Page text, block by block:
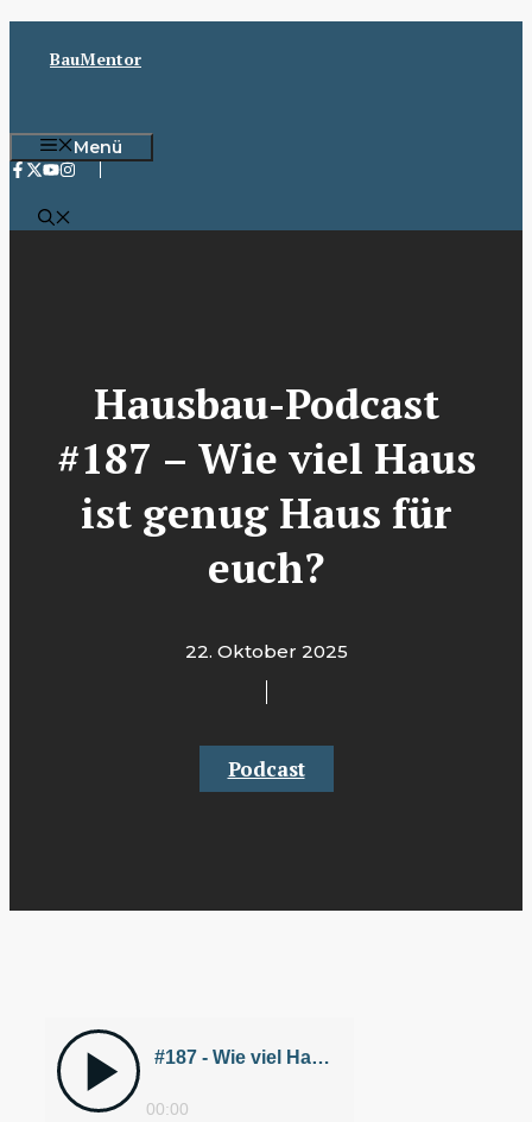
InhaltBauMentor
Menü
Hausbau-Podcast
#187 – Wie viel Haus
ist genug Haus für
euch?
22. Oktober 2025
Podcast